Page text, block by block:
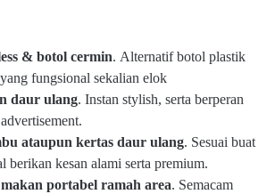
& botol cermin. Alternatif botol plastik
fungsional sekalian elok
daur ulang. Instan stylish, serta berperan
ataupun kertas daur ulang. Sesuai buat
berikan kesan alami serta premium.
portabel ramah area. Semacam